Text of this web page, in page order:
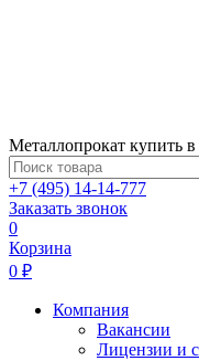
Металлопрокат купить
+7 (495) 14-14-777
Заказать звонок
0
Корзина
0 ₽
Компания
Вакансии
Лицензии и